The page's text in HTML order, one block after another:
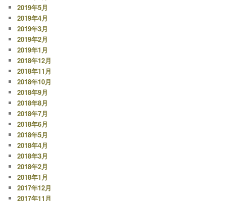
2019年5月
2019年4月
2019年3月
2019年2月
2019年1月
2018年12月
2018年11月
2018年10月
2018年9月
2018年8月
2018年7月
2018年6月
2018年5月
2018年4月
2018年3月
2018年2月
2018年1月
2017年12月
2017年11月